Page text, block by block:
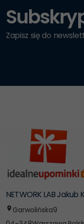
Zapisz się do
NETWORK LAB Jakub
Garwolińska9